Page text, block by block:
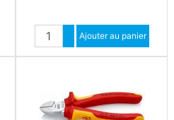
Quantité
Augmenter quantité
Diminuer quantité
Ajouter au panier